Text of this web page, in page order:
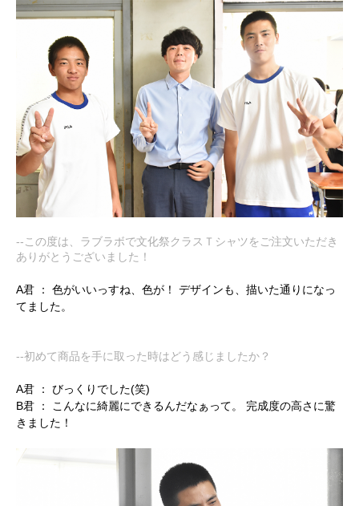
--この度は、ラブラボで文化祭クラスＴシャツをご注文いただき
ありがとうございました！
A君 ： 色がいいっすね、色が！ デザインも、描いた通りになっ
てました。
--初めて商品を手に取った時はどう感じましたか？
A君 ： びっくりでした(笑)
B君 ： こんなに綺麗にできるんだなぁって。 完成度の高さに驚
きました！